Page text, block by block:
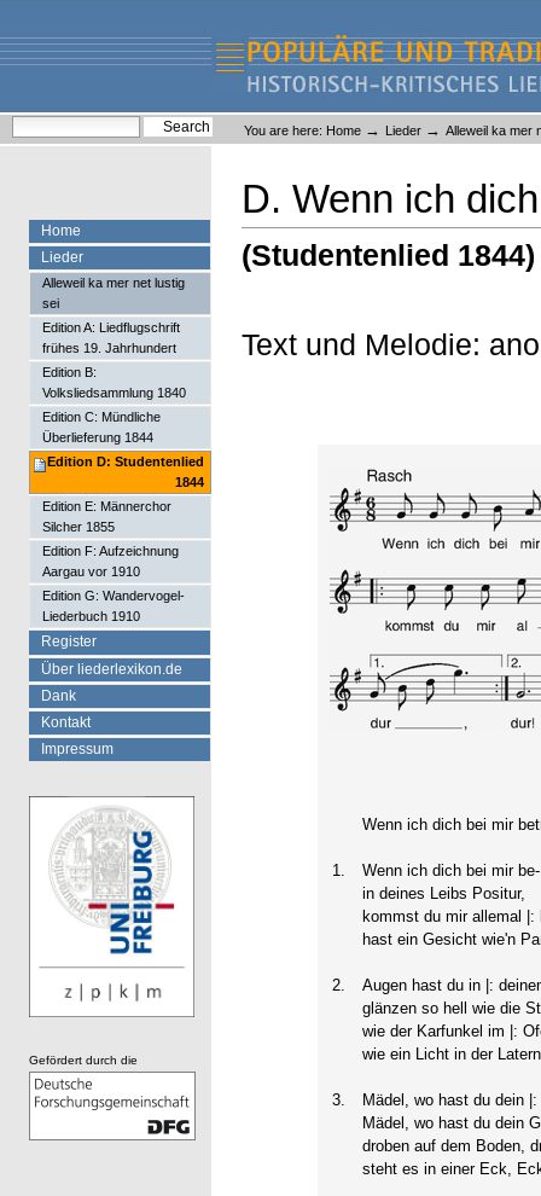
content.
navigation
Liederlexikon
Personal
tools
You are here: Home → Lieder → Alleweil ka mer
D. Wenn ich
(Studentenlied 1844)
Text und Melodie:
Wenn ich dich bei mir
1.
Wenn ich dich bei mir
in deines Leibs Positur,
kommst du mir allemal
hast ein Gesicht wie'n
2.
Augen hast du in |:
glänzen so hell wie die
wie der Karfunkel im |:
wie ein Licht in der
3.
Mädel, wo hast du dein
Mädel, wo hast du dein
droben auf dem Boden,
steht es in einer Eck,
Home
Lieder
Alleweil ka mer net lustig
sei
Edition A: Liedflugschrift
frühes 19. Jahrhundert
Edition B:
Volksliedsammlung 1840
Edition C: Mündliche
Überlieferung 1844
Edition D: Studentenlied
1844
Edition E: Männerchor
Silcher 1855
Edition F: Aufzeichnung
Aargau vor 1910
Edition G: Wandervogel-
Liederbuch 1910
Register
Über liederlexikon.de
Dank
Kontakt
Impressum
Gefördert durch die